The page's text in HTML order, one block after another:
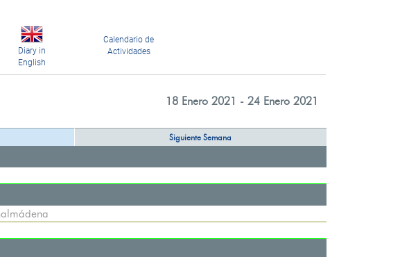
Diary in
English
Calendario de
Actividades
18 Enero 2021 - 24 Enero 2021
Siguiente Semana